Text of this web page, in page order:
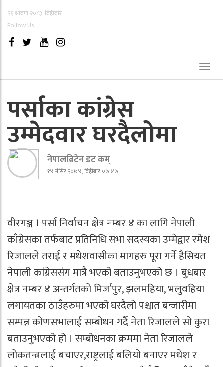
२१ श्रावण २०८३, बिहीबार
Follow Us
पर्साका कांग्रेस
उम्मेदवार घरदैलोमा
नेपालब्रिटेन डट कम्
१४ मंसिर २०७४, बिहीबार ०७:४७
वीरगञ्ज । पर्सा निर्वाचन क्षेत्र नम्बर ४ का लागि नेपाली
काँग्रेसका तर्फबाट प्रतिनिधि सभा सदस्यका उम्मेद्वार रमेश
रिजालले तराई र मधेशवासीका मागहरु पूरा गर्ने हैसियत
नेपाली कांग्रेससंग मात्रै भएको बताउनुभएको छ । बुधबार
क्षेत्र नम्बर ४ अन्तर्गतको मिर्जापुर, झलमहिया, भलुवहिया
लगायतका ठाउँहरुमा भएको घरदैलो पश्चात बन्जारीमा
सम्पन्न कोणसभालाई सम्बोधन गर्दै नेता रिजालले सो कुरा
बताउनुभएको हो । सम्बोधनका क्रममा नेता रिजालले
लोकतन्त्रलाई बचाएर,राष्ट्रलाई बलियो बनाएर मधेश र